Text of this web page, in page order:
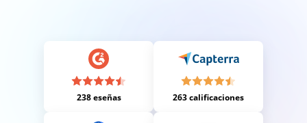
238 eseñas 263 calificaciones